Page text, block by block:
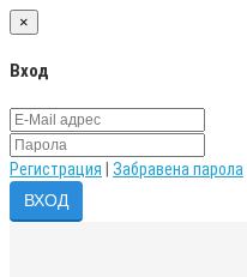
×
Вход
Регистрация Забравена парола